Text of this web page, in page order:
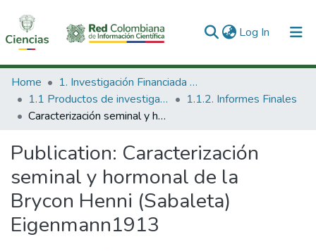
Log In (current)
Communities & Collections
All of DSpace
Home
1. Investigación Financiada con Recursos Públicos
1.1 Productos de investigación
1.1.2. Informes Finales
Caracterización seminal y hormonal de la Brycon Henni (Sabaleta) Eigenmann1913
Publication: Caracterización
seminal y hormonal de la
Brycon Henni (Sabaleta)
Eigenmann1913